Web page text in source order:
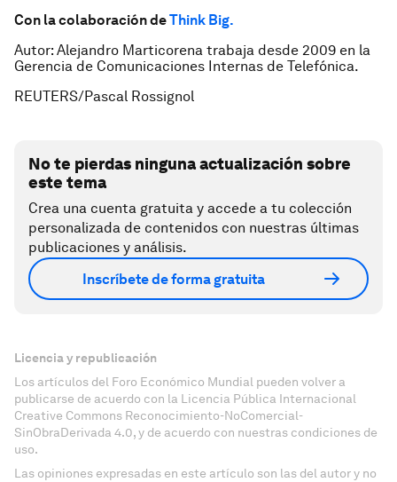
Con la colaboración deThink Big.
Autor: Alejandro Marticorena trabaja desde 2009 en la
Gerencia de Comunicaciones Internas de Telefónica.
REUTERS/Pascal Rossignol
No te pierdas ninguna actualización sobre
este tema
Crea una cuenta gratuita y accede a tu colección
personalizada de contenidos con nuestras últimas
publicaciones y análisis.
Inscríbete de forma gratuita
Licencia y republicación
Los artículos del Foro Económico Mundial pueden volver a
publicarse de acuerdo con la Licencia Pública Internacional
Creative Commons Reconocimiento-NoComercial-
SinObraDerivada 4.0, y de acuerdo con nuestras condiciones de
uso.
Las opiniones expresadas en este artículo son las del autor y no